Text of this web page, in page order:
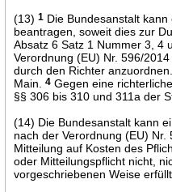
(13)1 Die Bundesanstalt
beantragen, soweit dies zur
Absatz 6 Satz 1 Nummer 3, 4
Verordnung (EU) Nr. 596/
durch den Richter
Main.4 Gegen eine
§§ 306 bis 310 und 311a der
(14) Die Bundesanstalt kann
nach der Verordnung (EU)
Mitteilung auf Kosten des
oder Mitteilungspflicht nicht,
vorgeschriebenen Weise erfüllt